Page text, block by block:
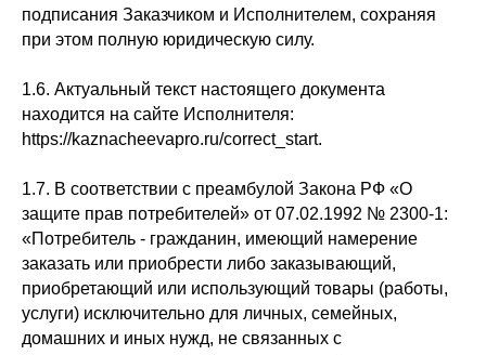
подписания Заказчиком и Исполнителем, сохраняя
при этом полную юридическую силу.
1.6. Актуальный текст настоящего документа
находится на сайте Исполнителя:
https://kaznacheevapro.ru/correct_start.
1.7. В соответствии с преамбулой Закона РФ «О
защите прав потребителей» от 07.02.1992 № 2300-1:
«Потребитель - гражданин, имеющий намерение
заказать или приобрести либо заказывающий,
приобретающий или использующий товары (работы,
услуги) исключительно для личных, семейных,
домашних и иных нужд, не связанных с